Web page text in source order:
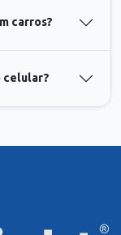
carros?
celular?